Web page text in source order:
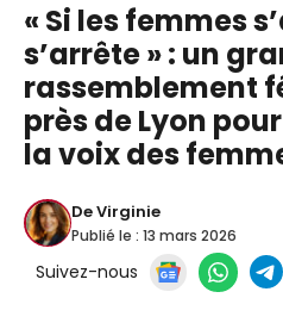
« Si les femmes
s’arrête » : un
rassemblement
près de Lyon
la voix des
DeVirginie
Publié le : 13 mars 2026
Suivez-nous